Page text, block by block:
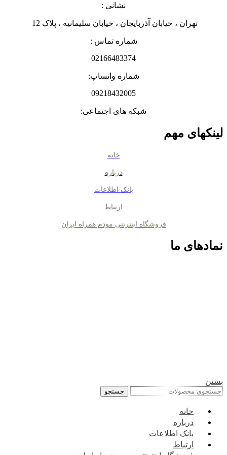
نشانی :
تهران ، خیابان آذربایجان ، خیابان سلیمانیه ، پلاک 12
شماره تماس :
02166483374
شماره واتساپ:
09218432005
شبکه های اجتماعی:
لینکهای مهم
خانه
درباره
بانک اطلاعات
ارتباط
فروشگاه اینترنتی مودم همراه ایران
نمادهای ما
بستن
جستجو
خانه
درباره
بانک اطلاعات
ارتباط